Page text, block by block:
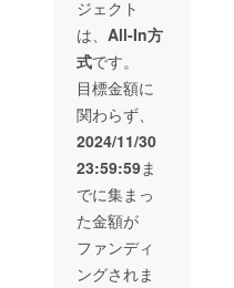
ディン
グで支
援をし
た旨を
お声掛
けくだ
さい。
・有効
期間：
2025年
1月2
日〜
2027年
12月31
日まで
の交換
はでき
ませ
ん。お
つりは
でませ
ん。 ・
初回来
店時に
お渡し
いたし
ます。
スタッ
フにク
ラウド
ファン
ジェクト
は、 All-In方
式です。
目標金額に
関わらず、
2024/11/30
23:59:59ま
でに集まっ
た金額が
ファンディ
ングされま